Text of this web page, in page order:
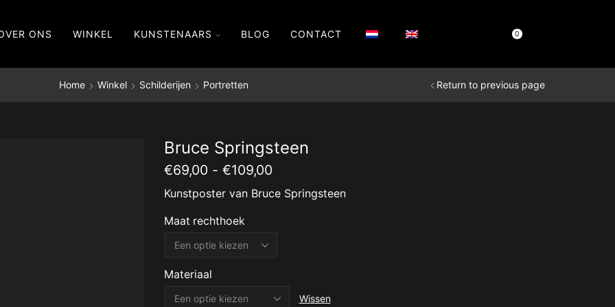
ONS WINKEL KUNSTENAARS BLOG CONTACT 0
Home Winkel Schilderijen Portretten Return to previous page
Bruce Springsteen
€69,00 - €109,00
€69,00
tot
Kunstposter van Bruce Springsteen
Maat rechthoek
Materiaal
Wissen